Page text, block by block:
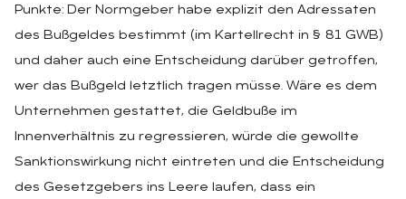
Punkte: Der Normgeber habe explizit den Adressaten
des Bußgeldes bestimmt (im Kartellrecht in § 81 GWB)
und daher auch eine Entscheidung darüber getroffen,
wer das Bußgeld letztlich tragen müsse. Wäre es dem
Unternehmen gestattet, die Geldbuße im
Innenverhältnis zu regressieren, würde die gewollte
Sanktionswirkung nicht eintreten und die Entscheidung
des Gesetzgebers ins Leere laufen, dass ein